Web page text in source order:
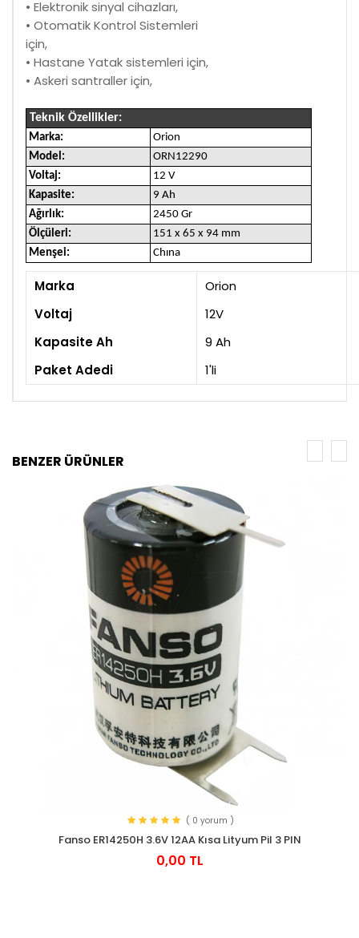
• Elektronik sinyal cihazları,
• Otomatik Kontrol Sistemleri
için,
• Hastane Yatak sistemleri için,
• Askeri santraller için,
Teknik Özellikler:
Marka:
Orion
Model:
ORN12290
Voltaj:
12 V
Kapasite:
9 Ah
Ağırlık:
2450 Gr
Ölçüleri:
151 x 65 x 94 mm
Menşei:
Chına
Marka
Orion
Voltaj
12V
Kapasite Ah
9 Ah
Paket Adedi
1'li
BENZER ÜRÜNLER
( 0 yorum )
Fanso ER14250H 3.6V 12AA Kısa Lityum Pil 3 PIN
0,00 TL